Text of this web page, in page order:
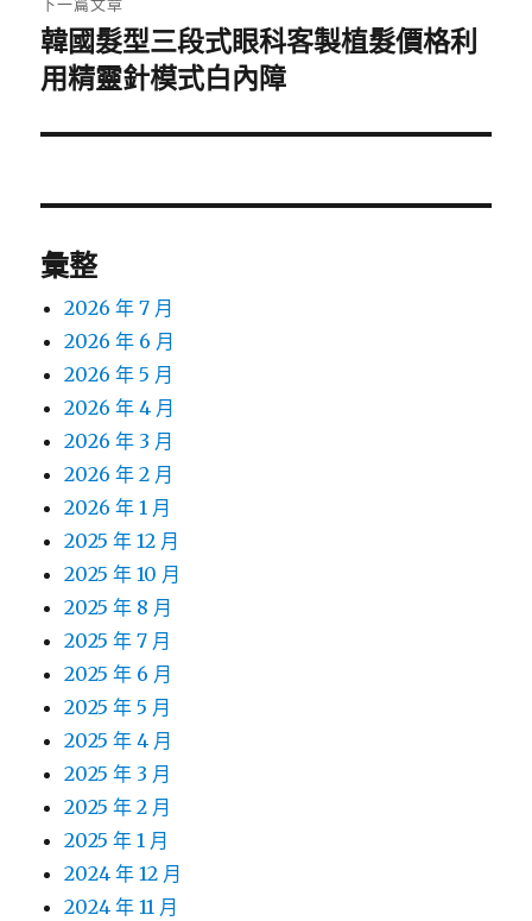
下
一
文
韓國髮型三段式眼科客製植髮價格利
用精靈針模式白內障
彙整
2026 年 7 月
2026 年 6 月
2026 年 5 月
2026 年 4 月
2026 年 3 月
2026 年 2 月
2026 年 1 月
2025 年 12 月
2025 年 10 月
2025 年 8 月
2025 年 7 月
2025 年 6 月
2025 年 5 月
2025 年 4 月
2025 年 3 月
2025 年 2 月
2025 年 1 月
2024 年 12 月
2024 年 11 月